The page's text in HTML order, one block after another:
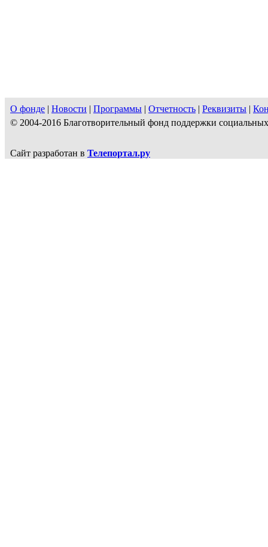
О фонде | Новости | Программы | Отчетность | Реквизиты |
© 2004-2016 Благотворительный фонд поддержки
Сайт разработан в Телепортал.ру